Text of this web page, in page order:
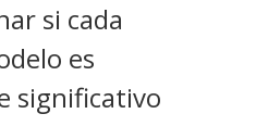
si cada
es
significativo